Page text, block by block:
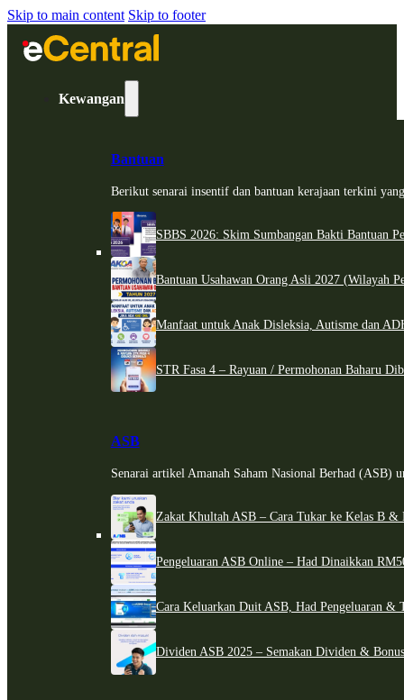
Skip to main content Skip to footer
Kewangan
Bantuan
Berikut senarai insentif dan bantuan kerajaan terkini
SBBS 2026: Skim Sumbangan Bakti Bantuan
Bantuan Usahawan Orang Asli 2027 (Wilayah
Manfaat untuk Anak Disleksia, Autisme dan
STR Fasa 4 – Rayuan / Permohonan Baharu
ASB
Senarai artikel Amanah Saham Nasional Berhad (ASB)
Zakat Khultah ASB – Cara Tukar ke Kelas B &
Pengeluaran ASB Online – Had Dinaikkan
Cara Keluarkan Duit ASB, Had Pengeluaran &
Dividen ASB 2025 – Semakan Dividen &